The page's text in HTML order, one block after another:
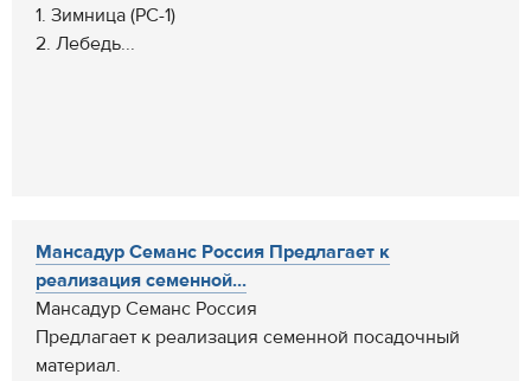
1. Зимница (РС-1)
2. Лебедь...
Мансадур Семанс Россия Предлагает к
реализация семенной...
Мансадур Семанс Россия
Предлагает к реализация семенной посадочный
материал.